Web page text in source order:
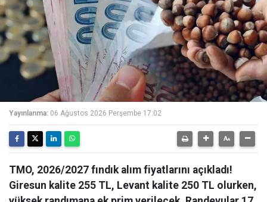
Yayınlanma: 06 Ağustos 2026 Perşembe 17:02
TMO, 2026/2027 fındık alım fiyatlarını açıkladı!
Giresun kalite 255 TL, Levant kalite 250 TL olurken,